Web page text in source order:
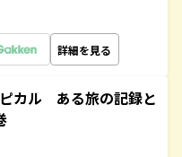
詳細を見る
カル ある旅の記録と